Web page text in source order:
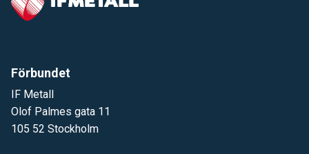
Förbundet
IF Metall
Olof Palmes gata 11
105 52 Stockholm